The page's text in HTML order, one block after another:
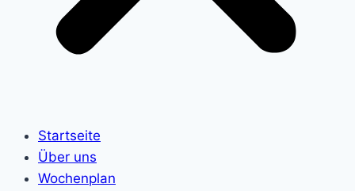
Startseite
Über uns
Wochenplan